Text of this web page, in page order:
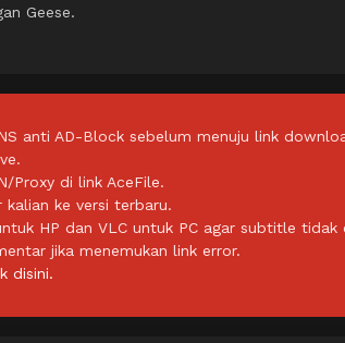
Geese.
anti AD-Block sebelum menuju link
Proxy di link AceFile.
ke versi terbaru.
HP dan VLC untuk PC agar subtitle tidak
jika menemukan link error.
disini.